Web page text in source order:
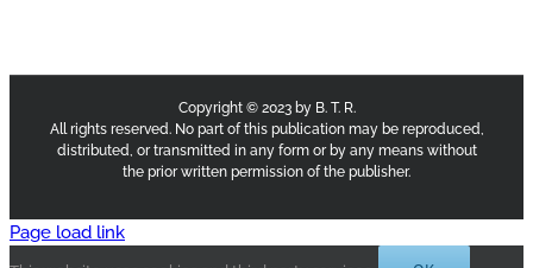
Copyright © 2023 by B. T. R.
All rights reserved. No part of this publication may be reproduced,
distributed, or transmitted in any form or by any means without
the prior written permission of the publisher.
Page load link